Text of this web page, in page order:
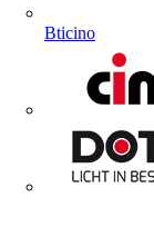
Bticino